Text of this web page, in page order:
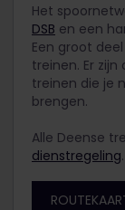
Het
DSB en een
Een groot
treinen. Er
treinen die je
brengen.
Alle Deense
dienstregeling.